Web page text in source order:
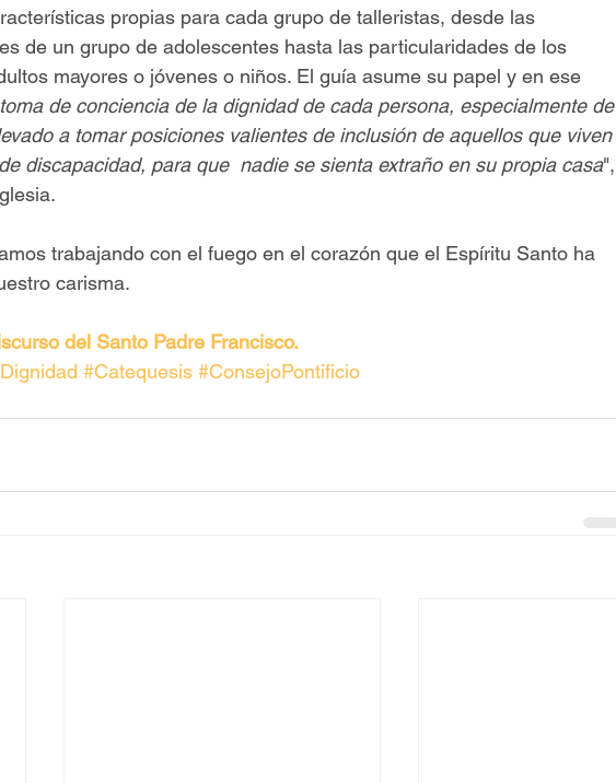
propias para cada grupo de talleristas, desde las
de un grupo de adolescentes hasta las particularidades de los
mayores o jóvenes o niños. El guía asume su papel y en ese
de conciencia de la dignidad de cada persona, especialmente de
a tomar posiciones valientes de inclusión de aquellos que viven
discapacidad, para que  nadie se sienta extraño en su propia casa",
trabajando con el fuego en el corazón que el Espíritu Santo ha
carisma.
del Santo Padre Francisco.
#Catequesis #ConsejoPontificio